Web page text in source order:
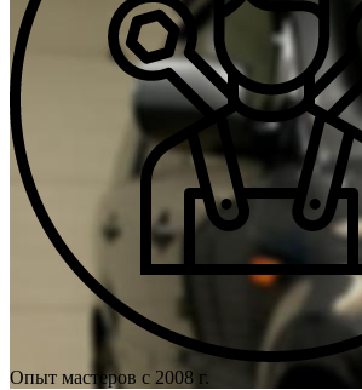
Опыт мастеров с 2008 г.